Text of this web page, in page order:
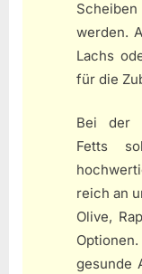
werden.
Lachs
für die
Bei der
Fetts
reich an
Olive,
gesunde